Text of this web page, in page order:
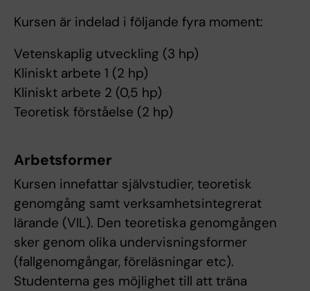
Kursen är indelad i följande fyra moment:
Vetenskaplig utveckling (3 hp)
Kliniskt arbete 1 (2 hp)
Kliniskt arbete 2 (0,5 hp)
Teoretisk förståelse (2 hp)
Arbetsformer
Kursen innefattar självstudier, teoretisk
genomgång samt verksamhetsintegrerat
lärande (VIL). Den teoretiska genomgången
sker genom olika undervisningsformer
(fallgenomgångar, föreläsningar etc).
Studenterna ges möjlighet till att träna